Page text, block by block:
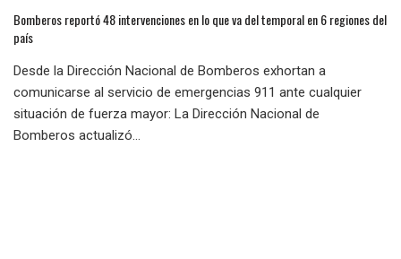
Bomberos reportó 48 intervenciones en lo que va del temporal en 6 regiones del
país
Desde la Dirección Nacional de Bomberos exhortan a
comunicarse al servicio de emergencias 911 ante cualquier
situación de fuerza mayor: La Dirección Nacional de
Bomberos actualizó...